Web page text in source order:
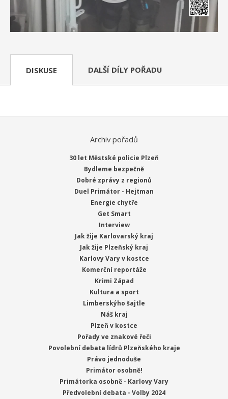
DISKUSE DALŠÍ DÍLY POŘADU
Archiv pořadů
30 let Městské policie Plzeň
Bydleme bezpečně
Dobré zprávy z regionů
Duel Primátor - Hejtman
Energie chytře
Get Smart
Interview
Jak žije Karlovarský kraj
Jak žije Plzeňský kraj
Karlovy Vary v kostce
Komerční reportáže
Krimi Západ
Kultura a sport
Limberskýho šajtle
Náš kraj
Plzeň v kostce
Pořady ve znakové řeči
Povolební debata lídrů Plzeňského kraje
Právo jednoduše
Primátor osobně!
Primátorka osobně - Karlovy Vary
Předvolební debata - Volby 2024